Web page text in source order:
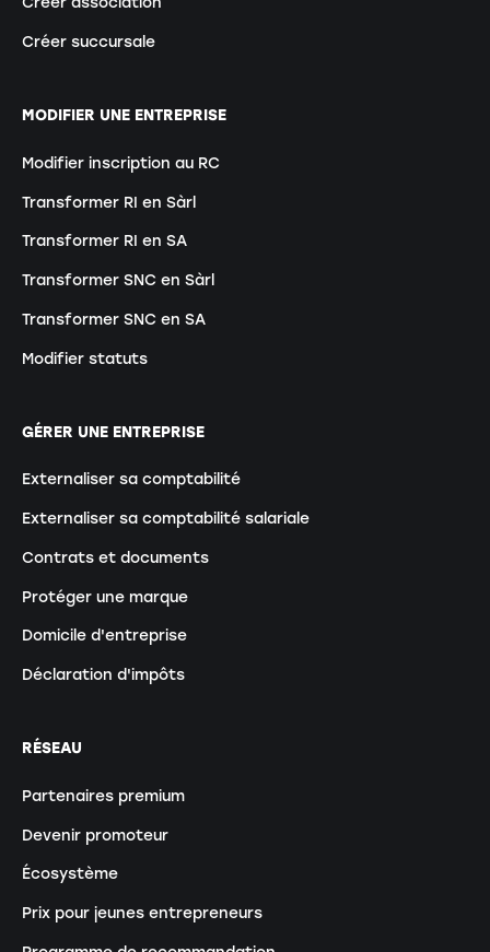
Créer succursale
MODIFIER UNE ENTREPRISE
Modifier inscription au RC
Transformer RI en Sàrl
Transformer RI en SA
Transformer SNC en Sàrl
Transformer SNC en SA
Modifier statuts
GÉRER UNE ENTREPRISE
Externaliser sa comptabilité
Externaliser sa comptabilité salariale
Contrats et documents
Protéger une marque
Domicile d'entreprise
Déclaration d'impôts
RÉSEAU
Partenaires premium
Devenir promoteur
Écosystème
Prix pour jeunes entrepreneurs